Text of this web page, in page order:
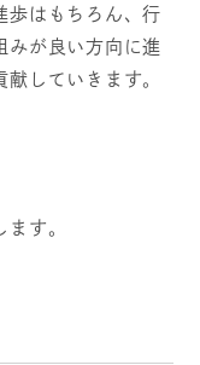
歩はもちろん、行
みが良い方向に進
していきます。
す。